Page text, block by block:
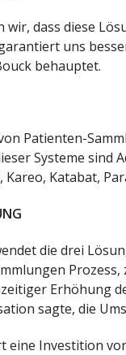
wir, dass diese
uns
behauptet.
Patienten-
Systeme sind
Kareo, Katabat,
die drei
Erhöhung
sagte, die
eine Investition